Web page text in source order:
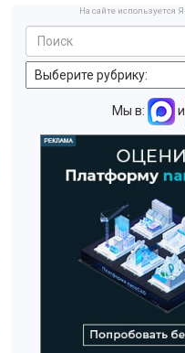
На сайте используется
Мы в: и